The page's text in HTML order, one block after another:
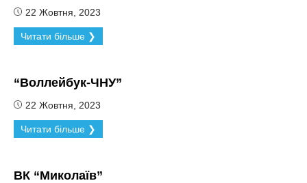
22 Жовтня, 2023
Читати більше ❯
“Воллейбук-ЧНУ”
22 Жовтня, 2023
Читати більше ❯
ВК “Миколаїв”